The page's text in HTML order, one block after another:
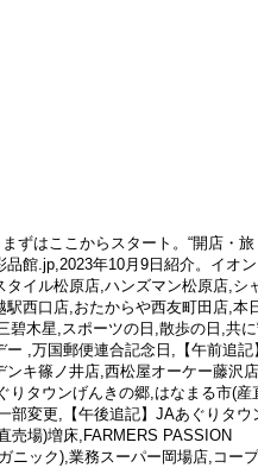
ずはここからスタート。“開店・旅
品館.jp,2023年10月9日紹介。イオ
タイル松原店,ハンズマン松原店,シ
駅西口店,おたからや西友町田店,本
碧木星,スポーツの日,散歩の日,共
ー ,万国郵便連合記念日,【午前追
ンキ篠ノ井店,西松屋オーケー藤沢
りタウンげんきの郷,はなまる市(産
部変更,【午後追記】JAあぐりタウ
売場)増床,FARMERS PASSION
ニック),業務スーパー岡場店,コー